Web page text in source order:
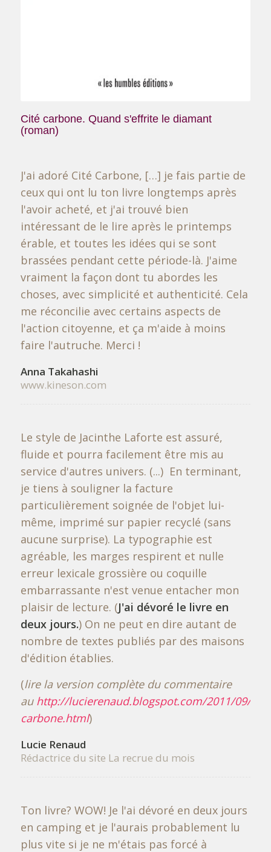
Cité carbone. Quand s'effrite le diamant
(roman)
J'ai adoré Cité Carbone, […] je fais partie de
ceux qui ont lu ton livre longtemps après
l'avoir acheté, et j'ai trouvé bien
intéressant de le lire après le printemps
érable, et toutes les idées qui se sont
brassées pendant cette période-là. J'aime
vraiment la façon dont tu abordes les
choses, avec simplicité et authenticité. Cela
me réconcilie avec certains aspects de
l'action citoyenne, et ça m'aide à moins
faire l'autruche. Merci !
Anna Takahashi
www.kineson.com
Le style de Jacinthe Laforte est assuré,
fluide et pourra facilement être mis au
service d'autres univers. (...) En terminant,
je tiens à souligner la facture
particulièrement soignée de l'objet lui-
même, imprimé sur papier recyclé (sans
aucune surprise). La typographie est
agréable, les marges respirent et nulle
erreur lexicale grossière ou coquille
embarrassante n'est venue entacher mon
plaisir de lecture. (J'ai dévoré le livre en
deux jours.) On ne peut en dire autant de
nombre de textes publiés par des maisons
d'édition établies.
(lire la version complète du commentaire
au http://lucierenaud.blogspot.com/2011/09/
carbone.html)
Lucie Renaud
Rédactrice du site La recrue du mois
Ton livre? WOW! Je l'ai dévoré en deux jours
en camping et je l'aurais probablement lu
plus vite si je ne m'étais pas forcé à